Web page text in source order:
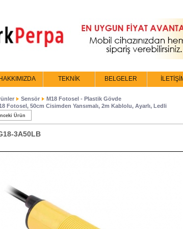
HAKKIMIZDA TEKNİK BELGELER
Sensör
M18 Fotosel - Plastik Gövde
Fotosel, 50cm Cisimden Yansımalı, 2m Kablolu, Ayarlı, Ledli
Ürün
3A50LB